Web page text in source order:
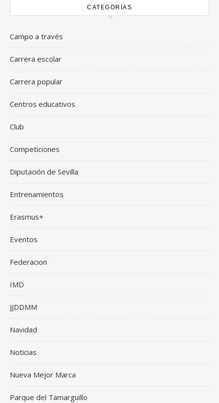
CATEGORÍAS
Campo a través
Carrera escolar
Carrera popular
Centros educativos
Club
Competiciones
Diputación de Sevilla
Entrenamientos
Erasmus+
Eventos
Federacion
IMD
JJDDMM
Navidad
Noticias
Nueva Mejor Marca
Parque del Tamarguillo